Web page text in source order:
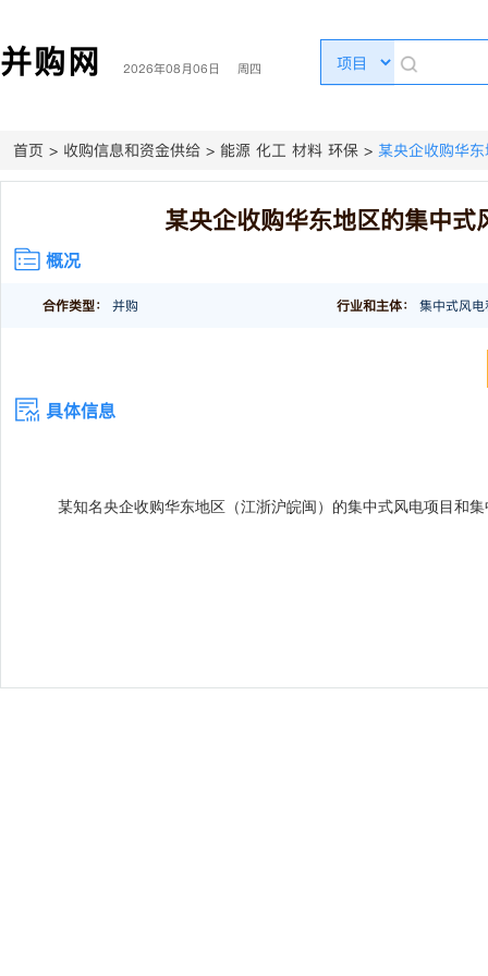
并购网 2026年08月06日 周四
首页 > 收购信息和资金供给 > 能源 化工 材料 环保 > 某央企收购华
某央企收购华东地区的集中
概况
合作类型： 并购 行业和主体： 集中式风
具体信息
某知名央企收购华东地区（江浙沪皖闽）的集中式风电项目和